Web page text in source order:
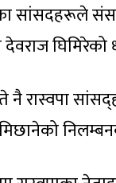
सांसदहरूले
घिमिरेको
नै रास्वपा